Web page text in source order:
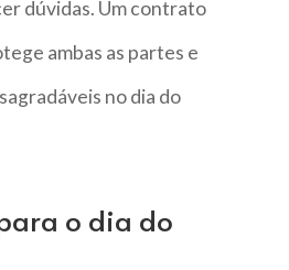
dúvidas. Um contrato
ambas as partes e
no dia do
o dia do